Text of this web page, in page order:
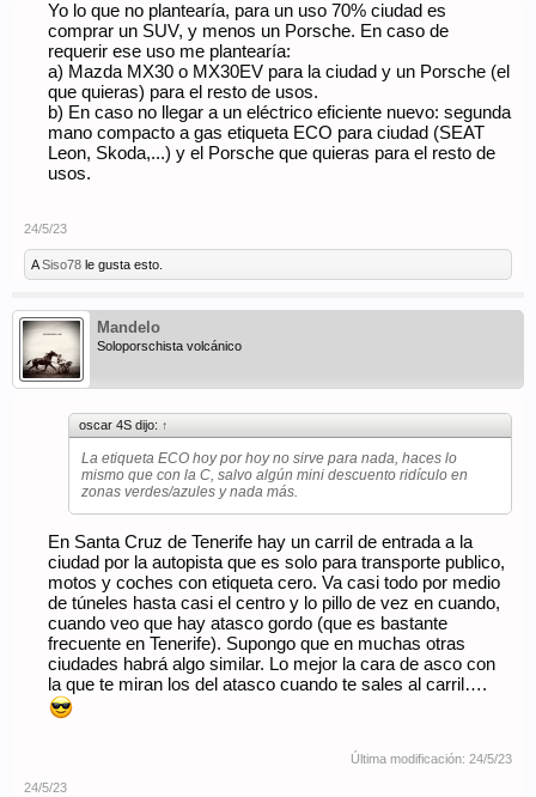
Yo lo que no plantearía, para un uso 70% ciudad es
comprar un SUV, y menos un Porsche. En caso de
requerir ese uso me plantearía:
a) Mazda MX30 o MX30EV para la ciudad y un Porsche (el
que quieras) para el resto de usos.
b) En caso no llegar a un eléctrico eficiente nuevo: segunda
mano compacto a gas etiqueta ECO para ciudad (SEAT
Leon, Skoda,...) y el Porsche que quieras para el resto de
usos.
24/5/23
ASiso78 le gusta esto.
Mandelo
Soloporschista volcánico
oscar 4S dijo: ↑
La etiqueta ECO hoy por hoy no sirve para nada, haces lo
mismo que con la C, salvo algún mini descuento ridículo en
zonas verdes/azules y nada más.
En Santa Cruz de Tenerife hay un carril de entrada a la
ciudad por la autopista que es solo para transporte publico,
motos y coches con etiqueta cero. Va casi todo por medio
de túneles hasta casi el centro y lo pillo de vez en cuando,
cuando veo que hay atasco gordo (que es bastante
frecuente en Tenerife). Supongo que en muchas otras
ciudades habrá algo similar. Lo mejor la cara de asco con
la que te miran los del atasco cuando te sales al carril….
Última modificación: 24/5/23
24/5/23